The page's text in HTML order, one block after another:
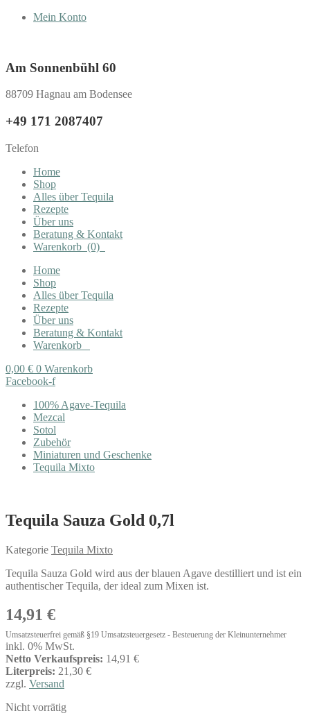
Mein Konto
Am Sonnenbühl 60
88709 Hagnau am Bodensee
+49 171 2087407
Telefon
Home
Shop
Alles über Tequila
Rezepte
Über uns
Beratung & Kontakt
Warenkorb (0)
Home
Shop
Alles über Tequila
Rezepte
Über uns
Beratung & Kontakt
Warenkorb
0,00 € 0 Warenkorb
Facebook-f
100% Agave-Tequila
Mezcal
Sotol
Zubehör
Miniaturen und Geschenke
Tequila Mixto
Tequila Sauza Gold 0,7l
Kategorie Tequila Mixto
Tequila Sauza Gold wird aus der blauen Agave destilliert und ist ein
authentischer Tequila, der ideal zum Mixen ist.
14,91 €
Umsatzsteuerfrei gemäß §19 Umsatzsteuergesetz - Besteuerung der Kleinunternehmer
inkl. 0% MwSt.
Netto Verkaufspreis: 14,91 €
Literpreis: 21,30 €
zzgl. Versand
Nicht vorrätig